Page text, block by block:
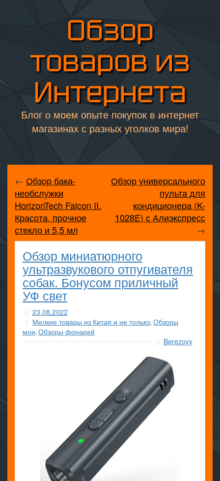
Обзор
товаров из
Интернета
Блог о моем опыте покупок в интернет
магазинах с разных уголков мира!
← Обзор бака-
необслужки
HorizonTech Falcon II.
Красота, прочное
стекло и 5,5 мл
Обзор универсального
пульта для
кондиционера (K-
1028E) с Алиэкспресс
→
Обзор миниатюрного
ультразвукового отпугивателя
собак. Бонусом приличный
УФ свет
23.08.2022
Мелкие товары из Китая и не только, Обзоры
мои, Обзоры фонарей
Berezovy